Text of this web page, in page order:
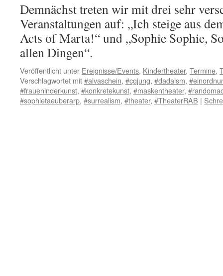
Demnächst treten wir mit drei sehr
Veranstaltungen auf: „Ich steige aus
Acts of Marta!“ und „Sophie Sophie,
allen Dingen“.
Veröffentlicht unter Ereignisse/Events, Kindertheater, Termine,
Verschlagwortet mit#alvaschein, #cgjung, #dadaism,
#fraueninderkunst, #konkretekunst, #maskentheater,
#sophietaeuberarp, #surrealism, #theater, #TheaterRAB |